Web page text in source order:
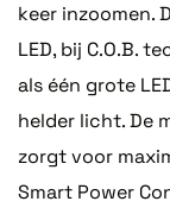
keer inzoomen.
LED, bij C.O.B.
als één grote
helder licht. De
zorgt voor
Smart Power